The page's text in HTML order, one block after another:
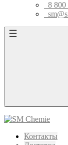
8 800
Контакты